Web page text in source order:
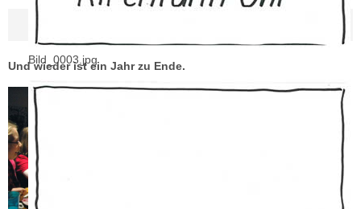
Bild_0003.jpg
Und wieder ist ein Jahr zu Ende.
Am 21.12. 2011 war für
dieses Jahr unser letztes
Musikunterrichtes für die